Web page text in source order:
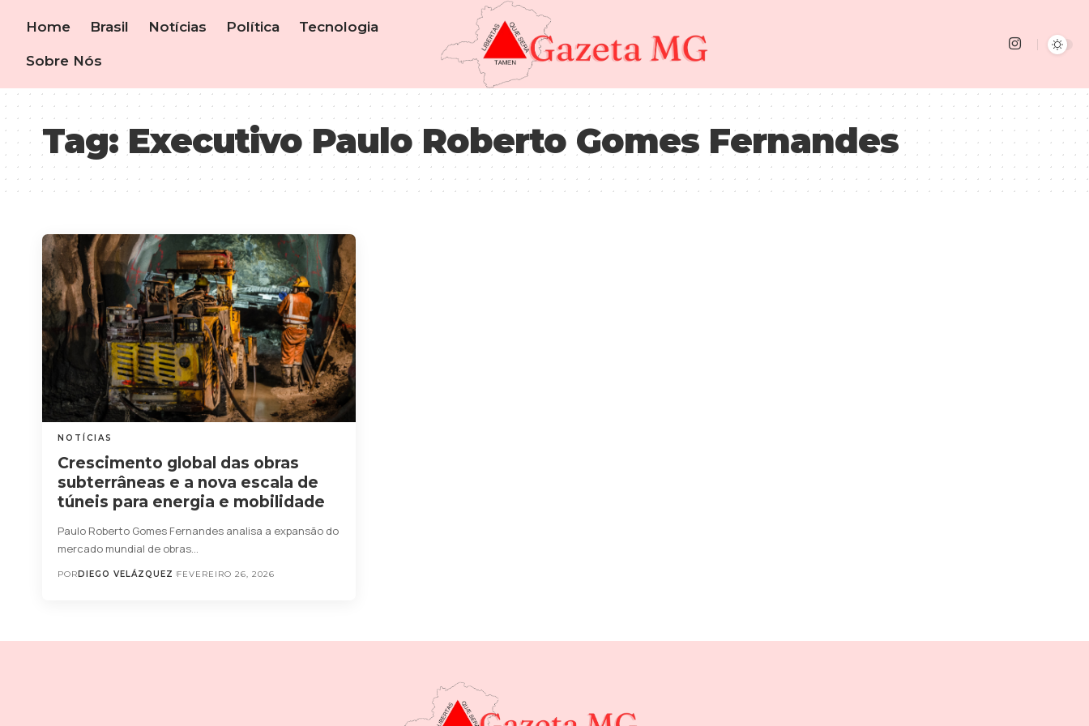
Home Brasil Notícias Política Tecnologia
Sobre Nós
Tag:Executivo Paulo Roberto Gomes Fernandes
NOTÍCIAS
Crescimento global das obras
subterrâneas e a nova escala de
túneis para energia e mobilidade
Paulo Roberto Gomes Fernandes analisa a expansão do
mercado mundial de obras…
PORDIEGO VELÁZQUEZ FEVEREIRO 26, 2026